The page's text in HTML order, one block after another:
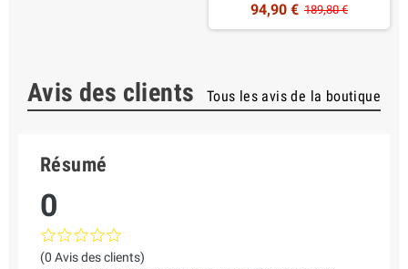
94,90 € 189,80 €
Avis des clients Tous les avis de la boutique
Résumé
0
(0 Avis des clients)